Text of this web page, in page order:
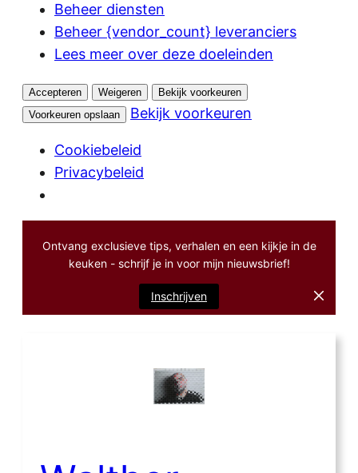
Beheer diensten
Beheer {vendor_count} leveranciers
Lees meer over deze doeleinden
Accepteren Weigeren
Bekijk voorkeuren
Voorkeuren opslaan
Bekijk voorkeuren
Cookiebeleid
Privacybeleid
Ontvang exclusieve tips, verhalen en een kijkje in de
keuken - schrijf je in voor mijn nieuwsbrief!
Inschrijven